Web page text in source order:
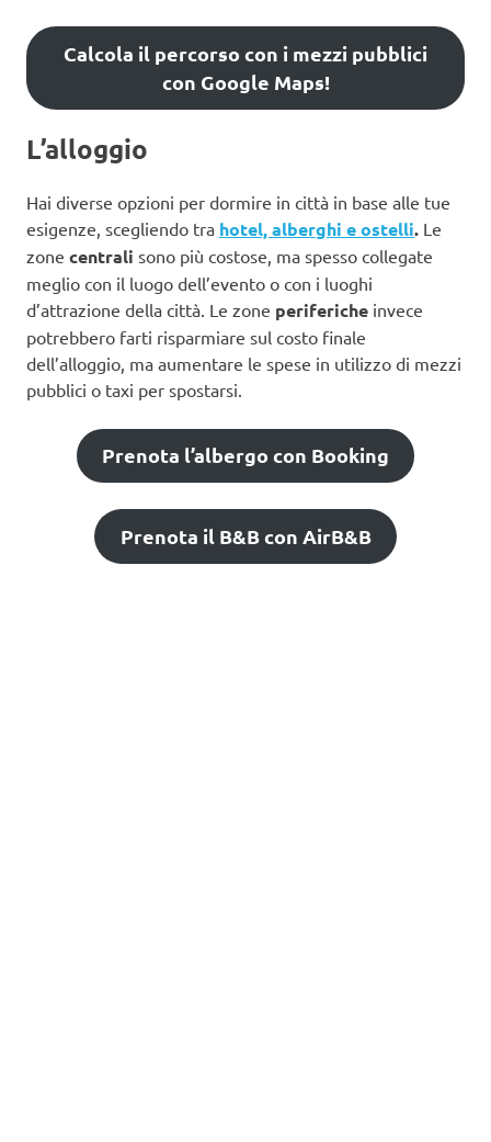
Calcola il percorso con i mezzi pubblici
con Google Maps!
L’alloggio
Hai diverse opzioni per dormire in città in base alle tue
esigenze, scegliendo tra hotel, alberghi e ostelli. Le
zone centrali sono più costose, ma spesso collegate
meglio con il luogo dell’evento o con i luoghi
d’attrazione della città. Le zone periferiche invece
potrebbero farti risparmiare sul costo finale
dell’alloggio, ma aumentare le spese in utilizzo di mezzi
pubblici o taxi per spostarsi.
Prenota l’albergo con Booking
Prenota il B&B con AirB&B